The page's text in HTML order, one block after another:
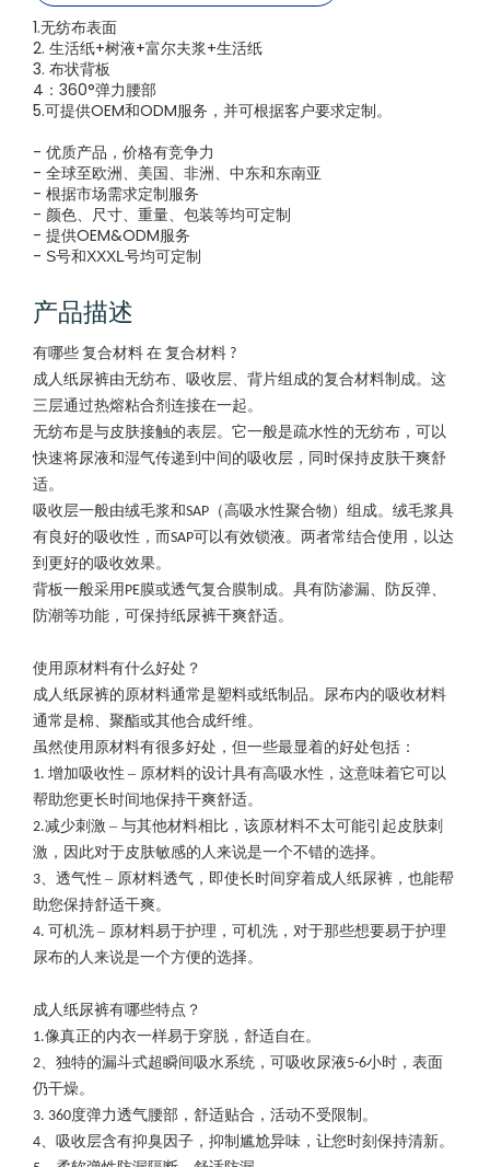
1.无纺布表面
2. 生活纸+树液+富尔夫浆+生活纸
3. 布状背板
4：360°弹力腰部
5.可提供OEM和ODM服务，并可根据客户要求定制。
- 优质产品，价格有竞争力
- 全球至欧洲、美国、非洲、中东和东南亚
- 根据市场需求定制服务
- 颜色、尺寸、重量、包装等均可定制
- 提供OEM&ODM服务
- S号和XXXL号均可定制
产品描述
有哪些 复合材料 在 复合材料 ?
成人纸尿裤由无纺布、吸收层、背片组成的复合材料制成。这
三层通过热熔粘合剂连接在一起。
无纺布是与皮肤接触的表层。它一般是疏水性的无纺布，可以
快速将尿液和湿气传递到中间的吸收层，同时保持皮肤干爽舒
适。
吸收层一般由绒毛浆和SAP（高吸水性聚合物）组成。绒毛浆具
有良好的吸收性，而SAP可以有效锁液。两者常结合使用，以达
到更好的吸收效果。
背板一般采用PE膜或透气复合膜制成。具有防渗漏、防反弹、
防潮等功能，可保持纸尿裤干爽舒适。
使用原材料有什么好处？
成人纸尿裤的原材料通常是塑料或纸制品。尿布内的吸收材料
通常是棉、聚酯或其他合成纤维。
虽然使用原材料有很多好处，但一些最显着的好处包括：
1. 增加吸收性 – 原材料的设计具有高吸水性，这意味着它可以
帮助您更长时间地保持干爽舒适。
2.减少刺激 – 与其他材料相比，该原材料不太可能引起皮肤刺
激，因此对于皮肤敏感的人来说是一个不错的选择。
3、透气性 – 原材料透气，即使长时间穿着成人纸尿裤，也能帮
助您保持舒适干爽。
4. 可机洗 – 原材料易于护理，可机洗，对于那些想要易于护理
尿布的人来说是一个方便的选择。
成人纸尿裤有哪些特点？
1.像真正的内衣一样易于穿脱，舒适自在。
2、独特的漏斗式超瞬间吸水系统，可吸收尿液5-6小时，表面
仍干燥。
3. 360度弹力透气腰部，舒适贴合，活动不受限制。
4、吸收层含有抑臭因子，抑制尴尬异味，让您时刻保持清新。